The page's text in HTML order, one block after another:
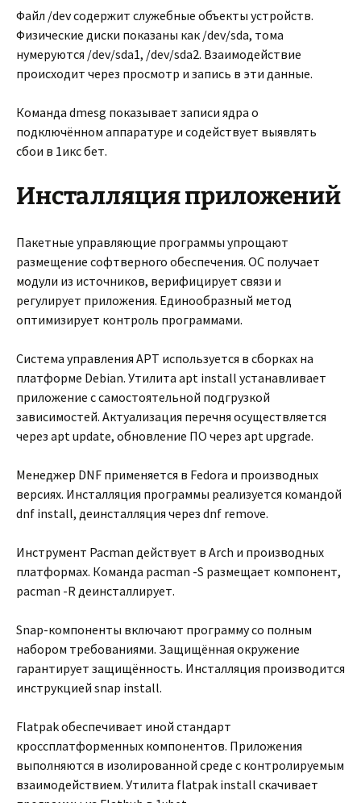
Файл /dev содержит служебные объекты устройств.
Физические диски показаны как /dev/sda, тома
нумеруются /dev/sda1, /dev/sda2. Взаимодействие
происходит через просмотр и запись в эти данные.
Команда dmesg показывает записи ядра о
подключённом аппаратуре и содействует выявлять
сбои в 1икс бет.
Инсталляция приложений
Пакетные управляющие программы упрощают
размещение софтверного обеспечения. ОС получает
модули из источников, верифицирует связи и
регулирует приложения. Единообразный метод
оптимизирует контроль программами.
Система управления APT используется в сборках на
платформе Debian. Утилита apt install устанавливает
приложение с самостоятельной подгрузкой
зависимостей. Актуализация перечня осуществляется
через apt update, обновление ПО через apt upgrade.
Менеджер DNF применяется в Fedora и производных
версиях. Инсталляция программы реализуется командой
dnf install, деинсталляция через dnf remove.
Инструмент Pacman действует в Arch и производных
платформах. Команда pacman -S размещает компонент,
pacman -R деинсталлирует.
Snap-компоненты включают программу со полным
набором требованиями. Защищённая окружение
гарантирует защищённость. Инсталляция производится
инструкцией snap install.
Flatpak обеспечивает иной стандарт
кроссплатформенных компонентов. Приложения
выполняются в изолированной среде с контролируемым
взаимодействием. Утилита flatpak install скачивает